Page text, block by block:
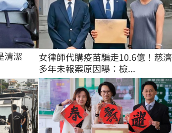
清潔
女律師代購疫苗騙走10.6億！慈濟
多年未報案原因曝：檢...